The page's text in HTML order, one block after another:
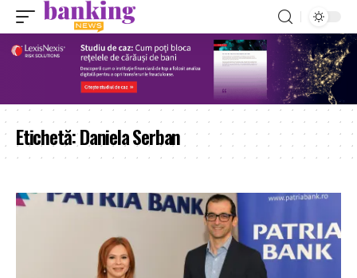
Etichetă:Daniela Serban